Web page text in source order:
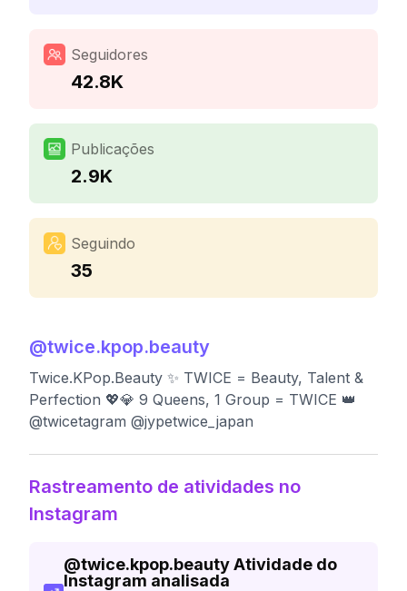
Seguidores
42.8K
Publicações
2.9K
Seguindo
35
@twice.kpop.beauty
Twice.KPop.Beauty ✨ TWICE = Beauty, Talent &
Perfection 💖💎 9 Queens, 1 Group = TWICE 👑
@twicetagram @jypetwice_japan
Rastreamento de atividades no
Instagram
@twice.kpop.beauty Atividade do
Instagram analisada